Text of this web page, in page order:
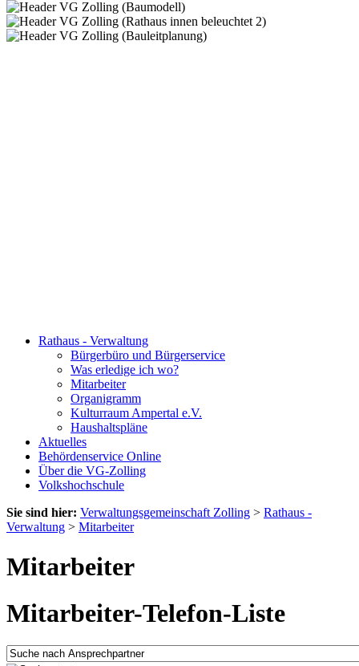
Rathaus - Verwaltung
Bürgerbüro und Bürgerservice
Was erledige ich wo?
Mitarbeiter
Organigramm
Kulturraum Ampertal e.V.
Haushaltspläne
Aktuelles
Behördenservice Online
Über die VG-Zolling
Volkshochschule
Sie sind hier: Verwaltungsgemeinschaft Zolling > Rathaus -
Verwaltung > Mitarbeiter
Mitarbeiter
Mitarbeiter-Telefon-Liste